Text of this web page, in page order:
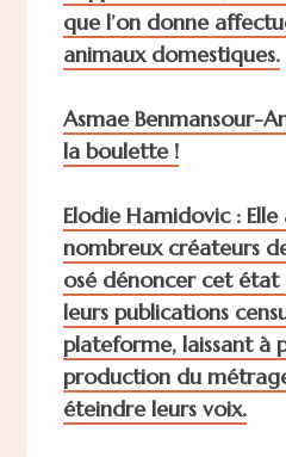
que l’on donne
animaux domestiques.
Asmae Benmansour-
la boulette !
Elodie Hamidovic :Elle
nombreux créateurs
osé dénoncer cet
leurs publications
plateforme, laissant à
production du
éteindre leurs voix.